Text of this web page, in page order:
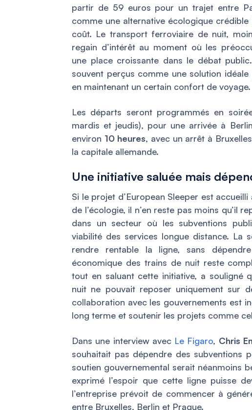
partir de 59 euros pour un trajet entre
comme une alternative écologique
coût. Le transport ferroviaire de nuit,
regain d’intérêt au moment où les
une place croissante dans le débat
souvent perçus comme une solution
en maintenant un certain confort de voyage.
Les départs seront programmés en
mardis et jeudis), pour une arrivée à
environ 10 heures, avec un arrêt à
la capitale allemande.
Une initiative saluée mais
Si le projet d’European Sleeper est
de l’écologie, il n’en reste pas moins qu’il
dans un secteur où les subventions
viabilité des services longue distance. La
rendre rentable la ligne, sans
économique des trains de nuit reste
tout en saluant cette initiative, a souligné
nuit ne pouvait reposer uniquement sur
collaboration avec les gouvernements est
long terme et soutenir les projets comme
Dans une interview avec Le Figaro, Chris
souhaitait pas dépendre des subventions
soutien gouvernemental serait néanmoins
exprimé l’espoir que cette ligne puisse
l’entreprise prévoit de commencer à
entre Bruxelles, Berlin et Prague.